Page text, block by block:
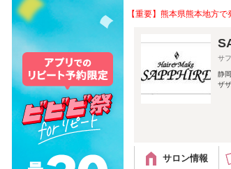
【重要】熊本県熊本地方
サ
静
ザ
サロン情報